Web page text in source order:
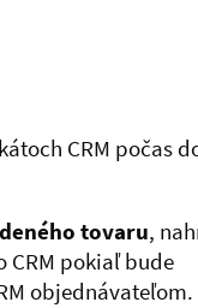
CRM počas
tovaru,
CRM pokiaľ bude
objednávateľom.